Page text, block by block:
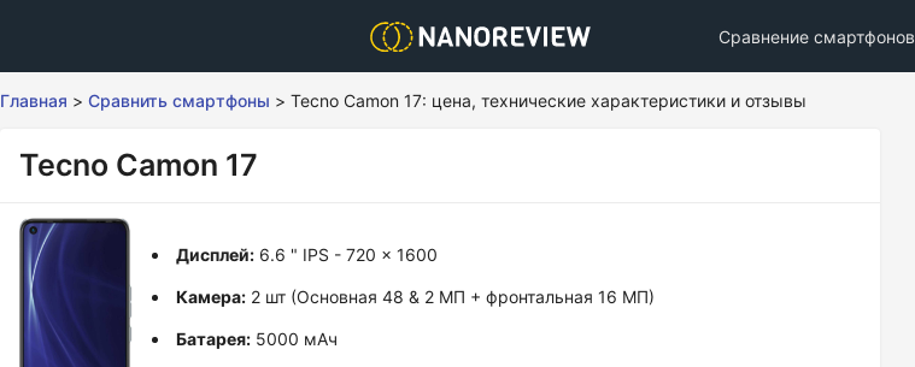
Сравнение смартфонов
Главная > Сравнить смартфоны > Tecno Camon 17: цена, технические характеристики и отзывы
Tecno Camon 17
Дисплей: 6.6 " IPS - 720 x 1600
Камера: 2 шт (Основная 48 & 2 МП + фронтальная 16 МП)
Батарея: 5000 мАч